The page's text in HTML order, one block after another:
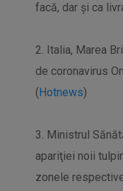
facă, dar şi ca
2. Italia, Marea
de coronavirus
(Hotnews)
3. Ministrul
apariţiei noii
zonele